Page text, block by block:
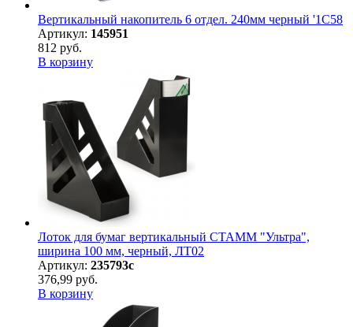
Вертикальный накопитель 6 отдел. 240мм черный '1C58
Артикул: 145951
812 руб.
В корзину
Лоток для бумаг вертикальный СТАММ "Ультра",
ширина 100 мм, черный, ЛТ02
Артикул: 235793с
376,99 руб.
В корзину